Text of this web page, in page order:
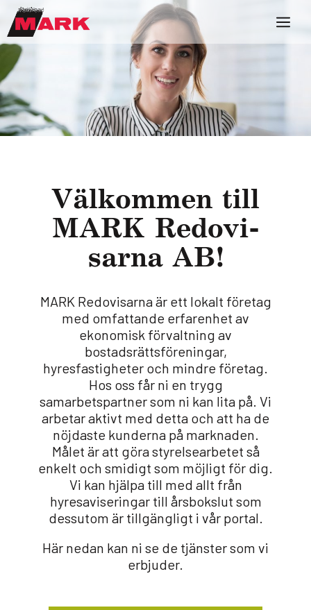
Väl­kom­men till
MARK Redo­vi­
sarna AB!
MARK Redovisarna är ett lokalt företag
med omfattande erfarenhet av
ekonomisk förvaltning av
bostadsrättsföreningar,
hyresfastigheter och mindre företag.
Hos oss får ni en trygg
samarbetspartner som ni kan lita på. Vi
arbetar aktivt med detta och att ha de
nöjdaste kunderna på marknaden.
Målet är att göra styrelsearbetet så
enkelt och smidigt som möjligt för dig.
Vi kan hjälpa till med allt från
hyresaviseringar till årsbokslut som
dessutom är tillgängligt i vår portal.
Här nedan kan ni se de tjänster som vi
erbjuder.